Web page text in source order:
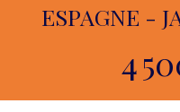
ESPAGNE -
4